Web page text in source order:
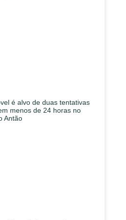
é alvo de duas tentativas
menos de 24 horas no
Antão